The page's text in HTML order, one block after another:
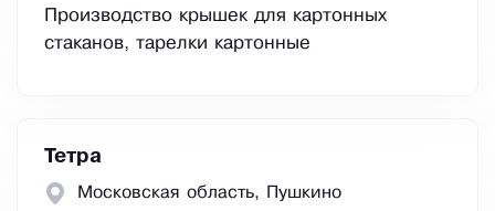
Производство крышек для картонных
стаканов, тарелки картонные
Тетра
Московская область, Пушкино